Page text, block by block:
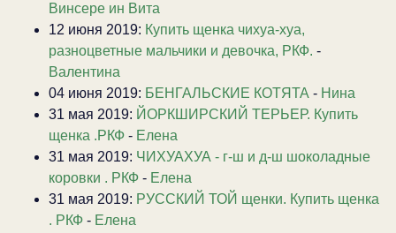
Винсере ин Вита
12 июня 2019: Купить щенка чихуа-хуа,
разноцветные мальчики и девочка, РКФ. -
Валентина
04 июня 2019: БЕНГАЛЬСКИЕ КОТЯТА - Нина
31 мая 2019: ЙОРКШИРСКИЙ ТЕРЬЕР. Купить
щенка .РКФ - Елена
31 мая 2019: ЧИХУАХУА - г-ш и д-ш шоколадные
коровки . РКФ - Елена
31 мая 2019: РУССКИЙ ТОЙ щенки. Купить щенка
. РКФ - Елена